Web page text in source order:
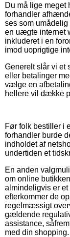
Du må lige
forhandler
ses som
en uægte internet
inkluderet i en
imod uoprigtige
Generelt slår vi et
eller betalinger
vælge en
hellere vil dække
Før folk bestiller i
forhandler burde
indholdet af
undertiden et
En anden
om online
almindeligvis er
efterkommer de
regelmæssigt
gældende
assistance,
med din shopping.